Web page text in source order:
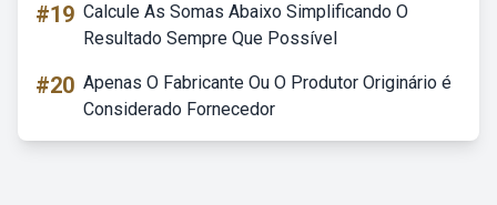
#19 Calcule As Somas Abaixo Simplificando O
Resultado Sempre Que Possível
#20 Apenas O Fabricante Ou O Produtor Originário é
Considerado Fornecedor